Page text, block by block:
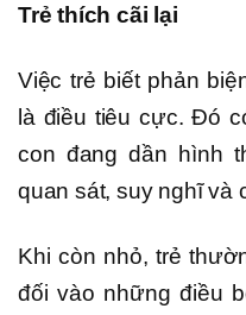
Trẻ thích cãi lại
Việc trẻ biết phản
là điều tiêu cực. Đó
con đang dần hình
quan sát, suy nghĩ và
Khi còn nhỏ, trẻ
đối vào những điều